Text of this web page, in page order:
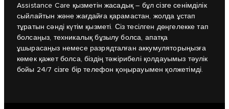
Assistance Care қызметін жасадық – бұл сізге сенімділік
сыйлайтын және жағдайға қарамастан, жолда ұстап
тұратын сәнді күтім қызметі. Сіз тесілген дөңгелекке тап
болсаңыз, техникалық бұзылу болса, апатқа
ұшырасаңыз немесе разрядталған аккумуляторыңызға
көмек қажет болса, біздің тәжірибелі қолдауымыз тәулік
бойы 24/7 сізге бір телефон қоңырауымен қолжетімді.